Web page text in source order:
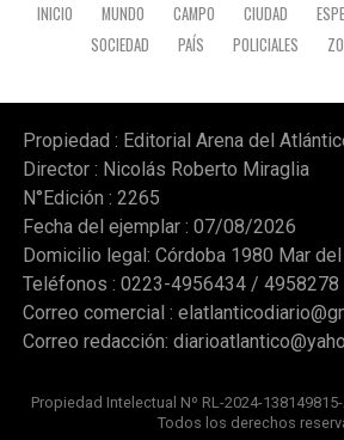
INICIO MUNDO CAMPO CIUDAD
SOCIEDAD
PAÍS POLICIALES
Propiedad : Editorial Arena del
Director : Nicolás Roberto Miraglia
N°Edición : 2265
Fecha del ejemplar : 07/08/2026
Domicilio legal: Córdoba 1980 Mar
Teléfonos : 0223-4956434 / 4958278
Correo comercial :
Correo redacción:
Propiedad Intelectual Nº RL-2024-
Todos los derechos